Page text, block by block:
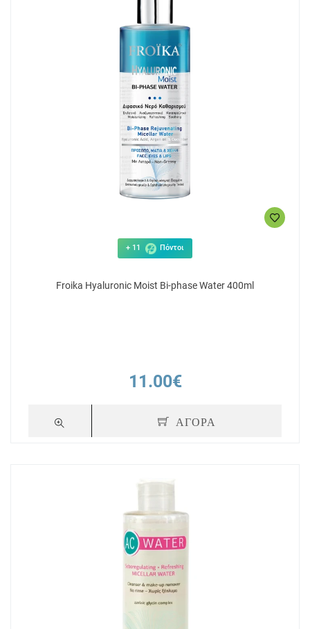
+ 11 Πόντοι
Froika Hyaluronic Moist Bi-phase Water 400ml
11.00€
ΑΓΟΡΑ